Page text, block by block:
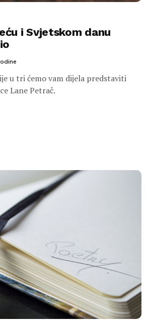
i Svjetskom danu
u tri ćemo vam dijela predstaviti
Lane Petrač.